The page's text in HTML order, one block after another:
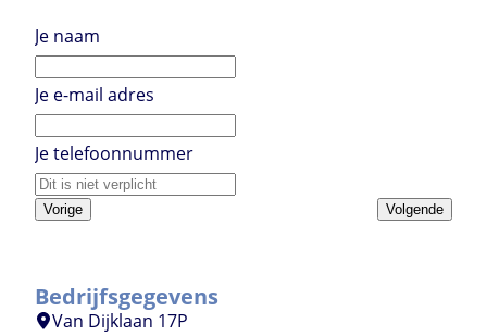
Je naam
Je e-mail adres
Je telefoonnummer
Vorige Volgende
Bedrijfsgegevens
Van Dijklaan 17P